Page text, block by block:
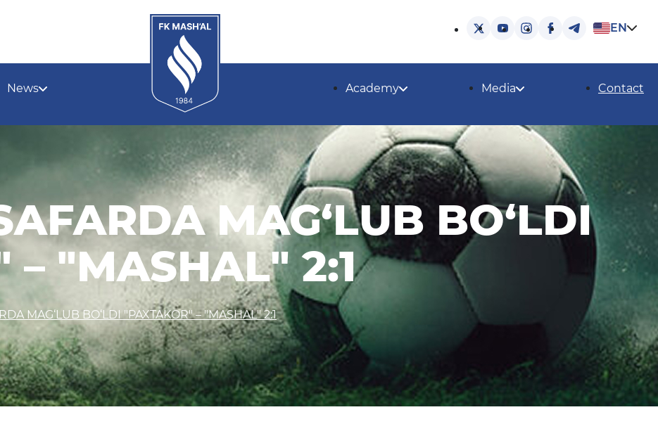
EN
News Academy Media Contact
MAG‘LUB BO‘LDI
– "MASHAL" 2:1
MAG‘LUB BO‘LDI "PAXTAKOR" – "MASHAL" 2:1